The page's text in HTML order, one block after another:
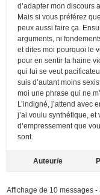
d’adapter mon discours
Mais si vous préférez
peux aussi faire ça.
arguments, ni
et dites moi pourquoi le
pour en sentir la haine
qui lui se veut
suis d’autant moins
moi une phrase qui ne
L’indigné, j’attend avec
j’ai voulu synthétique,
d’empressement que
sont.
Auteur/e
Affichage de 10 messages